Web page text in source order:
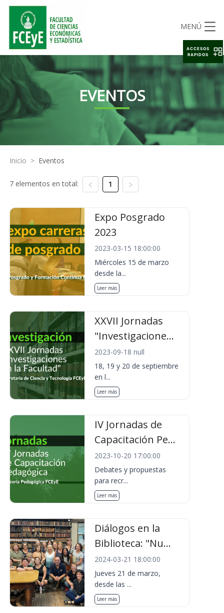
MENÚ
EVENTOS
Inicio > Eventos
7 elementos en total: 1
Expo Posgrado
2023
2023-03-15 18:00:00
Miércoles 15 de marzo
desde la...
Leer más
XXVII Jornadas
"Investigacione...
2023-09-18 null
18, 19 y 20 de septiembre
en l...
Leer más
IV Jornadas de
Capacitación Pe...
2023-10-20 17:00:00
Debates y propuestas
para recr...
Leer más
Diálogos en la
Biblioteca: "Nu...
2024-03-21 18:00:00
Jueves 21 de marzo,
desde las ...
Leer más
ACCESOS
RAPIDOS